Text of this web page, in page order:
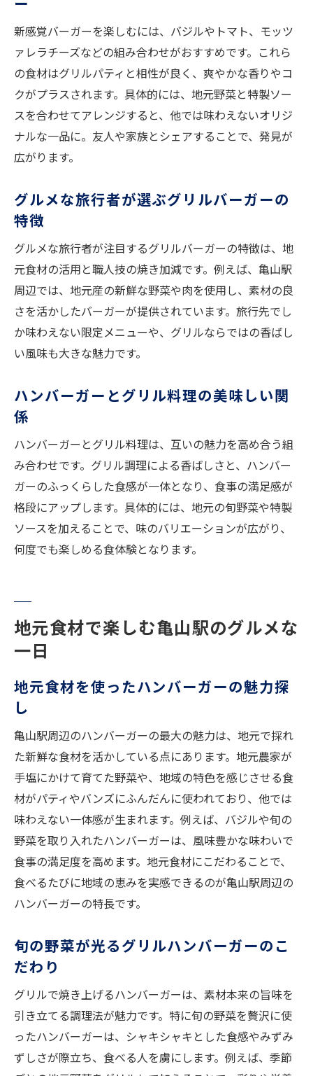
新感覚バーガーを楽しむには、バジルやトマト、モッツ
ァレラチーズなどの組み合わせがおすすめです。これら
の食材はグリルパティと相性が良く、爽やかな香りやコ
クがプラスされます。具体的には、地元野菜と特製ソー
スを合わせてアレンジすると、他では味わえないオリジ
ナルな一品に。友人や家族とシェアすることで、発見が
広がります。
グルメな旅行者が選ぶグリルバーガーの
特徴
グルメな旅行者が注目するグリルバーガーの特徴は、地
元食材の活用と職人技の焼き加減です。例えば、亀山駅
周辺では、地元産の新鮮な野菜や肉を使用し、素材の良
さを活かしたバーガーが提供されています。旅行先でし
か味わえない限定メニューや、グリルならではの香ばし
い風味も大きな魅力です。
ハンバーガーとグリル料理の美味しい関
係
ハンバーガーとグリル料理は、互いの魅力を高め合う組
み合わせです。グリル調理による香ばしさと、ハンバー
ガーのふっくらした食感が一体となり、食事の満足感が
格段にアップします。具体的には、地元の旬野菜や特製
ソースを加えることで、味のバリエーションが広がり、
何度でも楽しめる食体験となります。
地元食材で楽しむ亀山駅のグルメな
一日
地元食材を使ったハンバーガーの魅力探
し
亀山駅周辺のハンバーガーの最大の魅力は、地元で採れ
た新鮮な食材を活かしている点にあります。地元農家が
手塩にかけて育てた野菜や、地域の特色を感じさせる食
材がパティやバンズにふんだんに使われており、他では
味わえない一体感が生まれます。例えば、バジルや旬の
野菜を取り入れたハンバーガーは、風味豊かな味わいで
食事の満足度を高めます。地元食材にこだわることで、
食べるたびに地域の恵みを実感できるのが亀山駅周辺の
ハンバーガーの特長です。
旬の野菜が光るグリルハンバーガーのこ
だわり
グリルで焼き上げるハンバーガーは、素材本来の旨味を
引き立てる調理法が魅力です。特に旬の野菜を贅沢に使
ったハンバーガーは、シャキシャキとした食感やみずみ
ずしさが際立ち、食べる人を虜にします。例えば、季節